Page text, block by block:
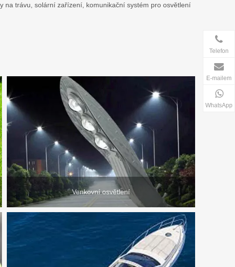
na trávu, solární zařízení, komunikační systém pro osvětlení
Venkovní osvětlení
Telefon
E-mailem
WhatsApp